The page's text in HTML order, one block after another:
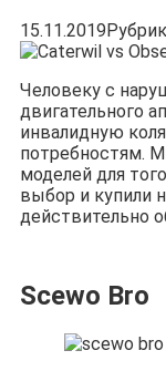
15.11.2019
Человеку с
двигательного
инвалидную
потребностям.
моделей для
выбор и купили
действительно
Scewo Bro